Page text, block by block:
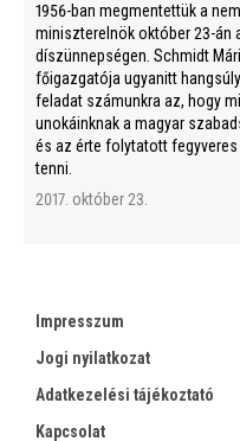
1956-ban megmentettük a
miniszterelnök október 23-án
díszünnepségen. Schmidt
főigazgatója ugyanitt
feladat számunkra az, hogy
unokáinknak a magyar
és az érte folytatott
tenni.
2017. október 23.
Impresszum
Jogi nyilatkozat
Adatkezelési tájékoztató
Kapcsolat